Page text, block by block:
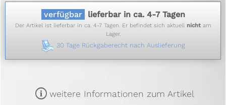
verfügbar lieferbar in ca. 4-7 Tagen
Der Artikel ist lieferbar in ca. 4-7 Tagen. Er befindet sich aktuell nichtam
Lager.
30 Tage Rückgaberecht nach Auslieferung
m weitere Informationen zum Artikel